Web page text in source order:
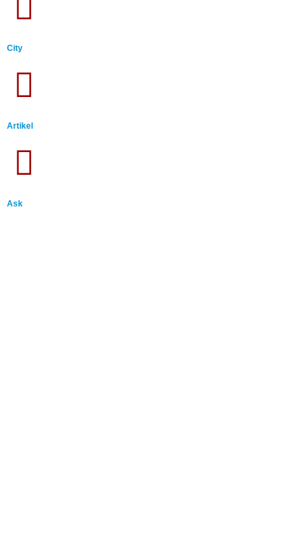
City
Artikel
Ask